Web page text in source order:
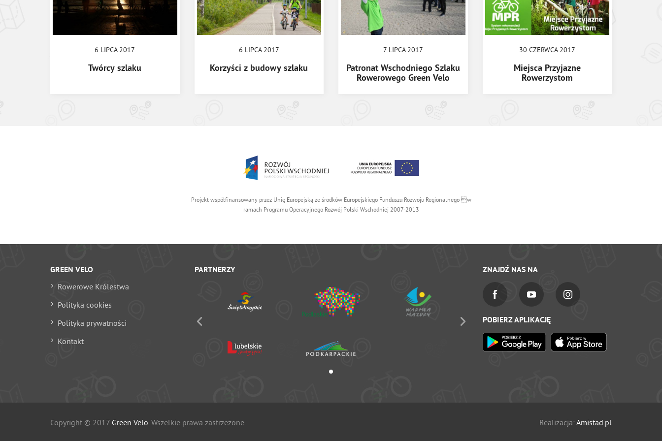
6 LIPCA 2017
Twórcy szlaku
6 LIPCA 2017
Korzyści z budowy szlaku
7 LIPCA 2017
Patronat Wschodniego Szlaku
Rowerowego Green Velo
30 CZERWCA 2017
Miejsca Przyjazne
Rowerzystom
Projekt współfinansowany przez Unię Europejską ze środków Europejskiego Funduszu Rozwoju Regionalnego w
ramach Programu Operacyjnego Rozwój Polski Wschodniej 2007-2013
GREEN VELO
Rowerowe Królestwa
Polityka cookies
Polityka prywatności
Kontakt
PARTNERZY ZNAJDŹ NAS NA
POBIERZ APLIKACJĘ
Copyright © 2017 Green Velo . Wszelkie prawa zastrzeżone Realizacja: Amistad.pl